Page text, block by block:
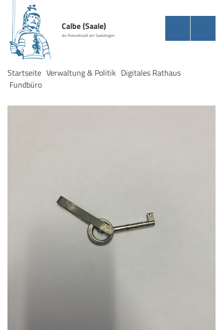
Calbe (Saale)
die Rolandstadt am Saalebogen
Startseite Verwaltung & Politik Digitales Rathaus
Fundbüro